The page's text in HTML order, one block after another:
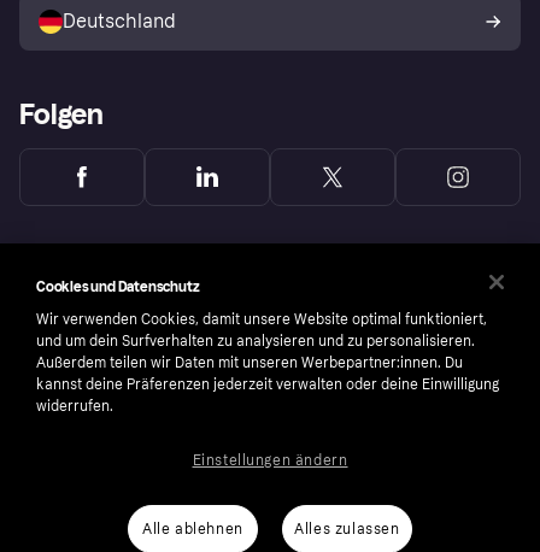
Käuferschutzrichtlinie
Deutschland
Folgen
number: 556737-0431
Cookies und Datenschutz
Wir verwenden Cookies, damit unsere Website optimal funktioniert,
und um dein Surfverhalten zu analysieren und zu personalisieren.
Außerdem teilen wir Daten mit unseren Werbepartner:innen. Du
kannst deine Präferenzen jederzeit verwalten oder deine Einwilligung
widerrufen.
Alle ablehnen Alles zulassen
Einstellungen ändern